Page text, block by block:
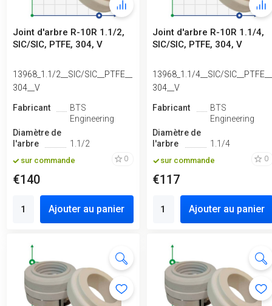
Joint d'arbre R-10R 1.1/2,
SIC/SIC, PTFE, 304, V
13968_1.1/2__SIC/SIC__PTFE__
304__V
Fabricant
BTS
Engineering
Diamètre de
l'arbre
1.1/2
sur commande 0
€140
Ajouter au panier
Joint d'arbre R-10R 1.1/4,
SIC/SIC, PTFE, 304, V
13968_1.1/4__SIC/SIC__PTFE__
304__V
Fabricant
BTS
Engineering
Diamètre de
l'arbre
1.1/4
sur commande 0
€117
Ajouter au panier